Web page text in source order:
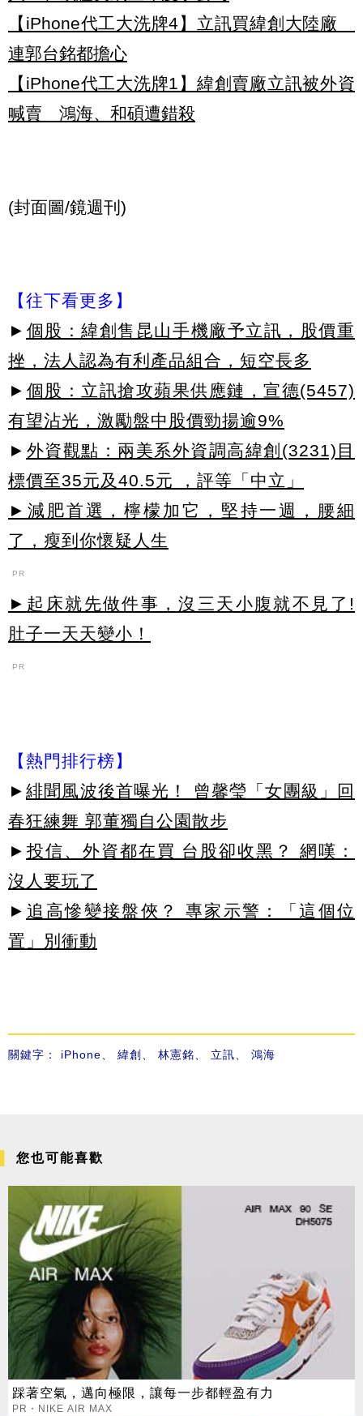
【iPhone代工大洗牌4】立訊買緯創大陸廠
連郭台銘都擔心
【iPhone代工大洗牌1】緯創賣廠立訊被外資
喊賣 鴻海、和碩遭錯殺
(封面圖/鏡週刊)
【往下看更多】
► 個股：緯創售昆山手機廠予立訊，股價重
挫，法人認為有利產品組合，短空長多
► 個股：立訊搶攻蘋果供應鏈，宣德(5457)
有望沾光，激勵盤中股價勁揚逾9%
► 外資觀點：兩美系外資調高緯創(3231)目
標價至35元及40.5元 ，評等「中立」
►減肥首選，檸檬加它，堅持一週，腰細
了，瘦到你懷疑人生
PR
►起床就先做件事，沒三天小腹就不見了!
肚子一天天變小！
PR
【熱門排行榜】
► 緋聞風波後首曝光！ 曾馨瑩「女團級」回
春狂練舞 郭董獨自公園散步
► 投信、外資都在買 台股卻收黑？ 網嘆：
沒人要玩了
► 追高慘變接盤俠？ 專家示警：「這個位
置」別衝動
關鍵字： iPhone 緯創 林憲銘 立訊 鴻海
您也可能喜歡
踩著空氣，邁向極限，讓每一步都輕盈有力
PR・NIKE AIR MAX